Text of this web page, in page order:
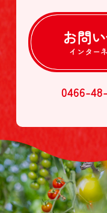
お問
インター
0466-